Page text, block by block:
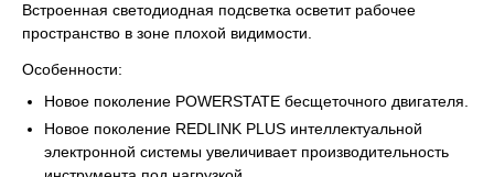
Встроенная светодиодная подсветка осветит рабочее
пространство в зоне плохой видимости.
Особенности:
Новое поколение POWERSTATE бесщеточного двигателя.
Новое поколение REDLINK PLUS интеллектуальной
электронной системы увеличивает производительность